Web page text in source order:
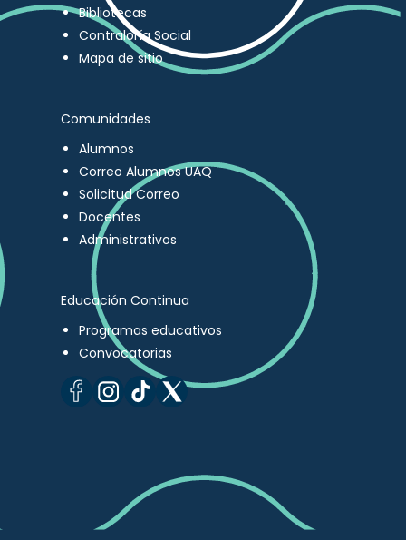
Bibliotecas
Contraloría Social
Mapa de sitio
Comunidades
Alumnos
Correo Alumnos UAQ
Solicitud Correo
Docentes
Administrativos
Educación Continua
Programas educativos
Convocatorias